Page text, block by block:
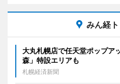
みん経
大丸札幌店で任天堂ポップ
森」特設エリアも
札幌経済新聞